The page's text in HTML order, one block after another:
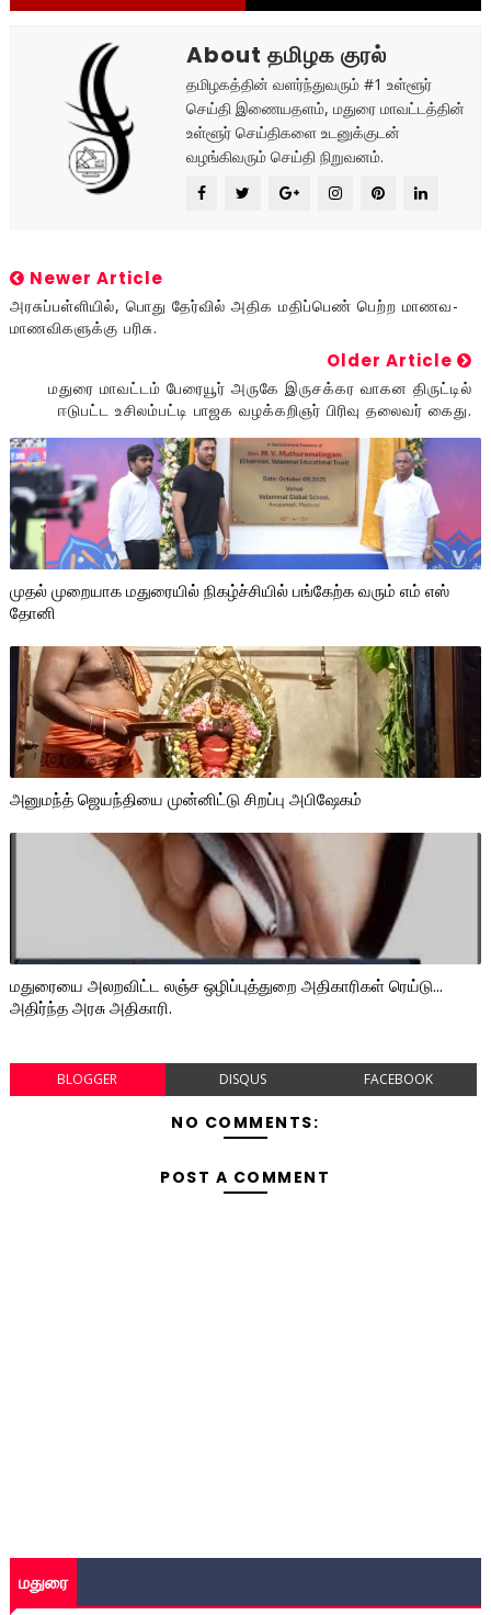
About தமிழக குரல்
தமிழகத்தின் வளர்ந்துவரும் #1 உள்ளூர்
செய்தி இணையதளம், மதுரை மாவட்டத்தின்
உள்ளூர் செய்திகளை உடனுக்குடன்
வழங்கிவரும் செய்தி நிறுவனம்.
Newer Article
அரசுப்பள்ளியில், பொது தேர்வில் அதிக மதிப்பெண் பெற்ற மாணவ-
மாணவிகளுக்கு பரிசு.
Older Article
மதுரை மாவட்டம் பேரையூர் அருகே இருசக்கர வாகன திருட்டில்
ஈடுபட்ட உசிலம்பட்டி பாஜக வழக்கறிஞர் பிரிவு தலைவர் கைது.
முதல் முறையாக மதுரையில் நிகழ்ச்சியில் பங்கேற்க வரும் எம் எஸ்
தோனி
அனுமந்த் ஜெயந்தியை முன்னிட்டு சிறப்பு அபிஷேகம்
மதுரையை அலறவிட்ட லஞ்ச ஒழிப்புத்துறை அதிகாரிகள் ரெய்டு...
அதிர்ந்த அரசு அதிகாரி.
BLOGGER DISQUS FACEBOOK
NO COMMENTS:
POST A COMMENT
மதுரை